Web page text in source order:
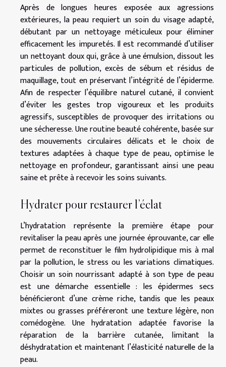
Après de longues heures exposée aux agressions
extérieures, la peau requiert un soin du visage adapté,
débutant par un nettoyage méticuleux pour éliminer
efficacement les impuretés. Il est recommandé d’utiliser
un nettoyant doux qui, grâce à une émulsion, dissout les
particules de pollution, excès de sébum et résidus de
maquillage, tout en préservant l’intégrité de l’épiderme.
Afin de respecter l’équilibre naturel cutané, il convient
d’éviter les gestes trop vigoureux et les produits
agressifs, susceptibles de provoquer des irritations ou
une sécheresse. Une routine beauté cohérente, basée sur
des mouvements circulaires délicats et le choix de
textures adaptées à chaque type de peau, optimise le
nettoyage en profondeur, garantissant ainsi une peau
saine et prête à recevoir les soins suivants.
Hydrater pour restaurer l’éclat
L’hydratation représente la première étape pour
revitaliser la peau après une journée éprouvante, car elle
permet de reconstituer le film hydrolipidique mis à mal
par la pollution, le stress ou les variations climatiques.
Choisir un soin nourrissant adapté à son type de peau
est une démarche essentielle : les épidermes secs
bénéficieront d’une crème riche, tandis que les peaux
mixtes ou grasses préféreront une texture légère, non
comédogène. Une hydratation adaptée favorise la
réparation de la barrière cutanée, limitant la
déshydratation et maintenant l’élasticité naturelle de la
peau.